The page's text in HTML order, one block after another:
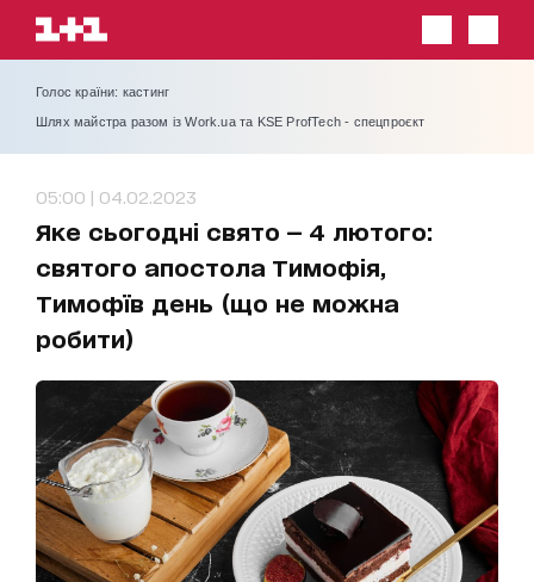
Голос країни: кастинг
Шлях майстра разом із Work.ua та KSE ProfTech - спецпроєкт
05:00 | 04.02.2023
Яке сьогодні свято — 4 лютого:
святого апостола Тимофія,
Тимофїв день (що не можна
робити)